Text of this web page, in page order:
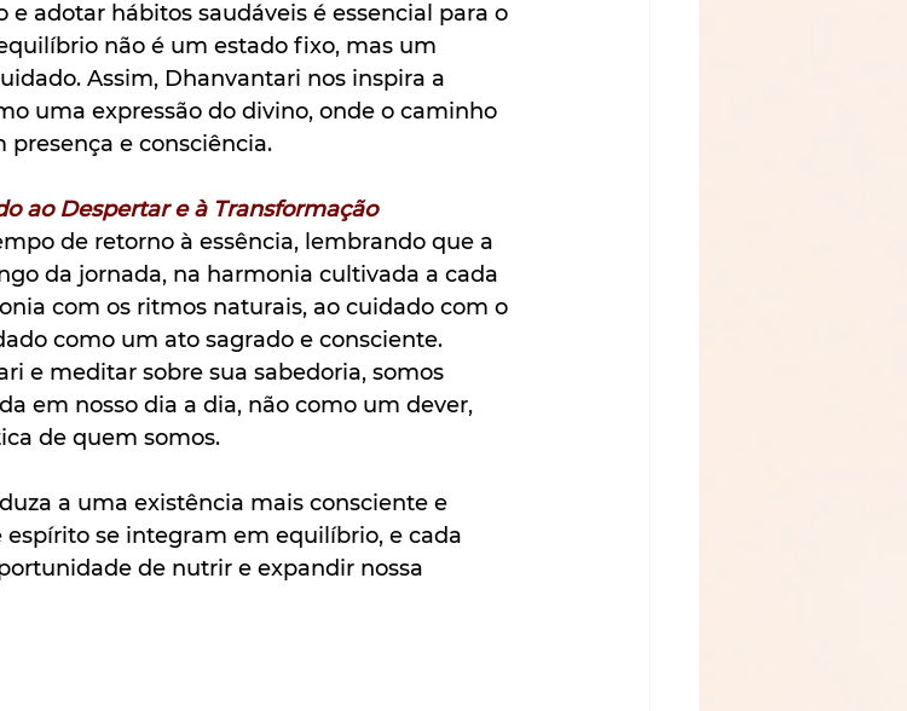
adotar hábitos saudáveis é essencial para o
não é um estado fixo, mas um
Assim, Dhanvantari nos inspira a
uma expressão do divino, onde o caminho
presença e consciência.
ao Despertar e à Transformação
de retorno à essência, lembrando que a
da jornada, na harmonia cultivada a cada
com os ritmos naturais, ao cuidado com o
como um ato sagrado e consciente.
e meditar sobre sua sabedoria, somos
em nosso dia a dia, não como um dever,
de quem somos.
a uma existência mais consciente e
se integram em equilíbrio, e cada
de nutrir e expandir nossa